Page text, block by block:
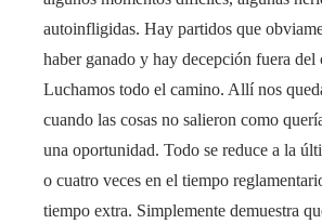
autoinfligidas. Hay partidos que
haber ganado y hay decepción fuera
Luchamos todo el camino. Allí nos
cuando las cosas no salieron como
una oportunidad. Todo se reduce a la
o cuatro veces en el tiempo
tiempo extra. Simplemente demuestra